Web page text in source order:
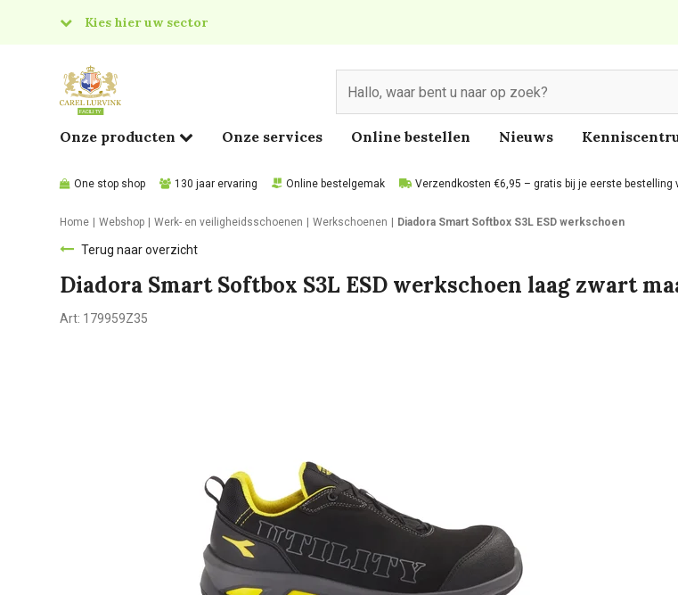
Kies hier uw sector
Food
Onze producten Onze services Online bestellen Nieuws
One stop shop 130 jaar ervaring Online bestelgemak Verzendkosten €6,95 – gratis bij je eerste bestelling
Home Webshop Werk- en veiligheidsschoenen Werkschoenen Diadora Smart Softbox S3L ESD werkschoen
Terug naar overzicht
Diadora Smart Softbox S3L ESD werkschoen laag zwart
Art: 179959Z35